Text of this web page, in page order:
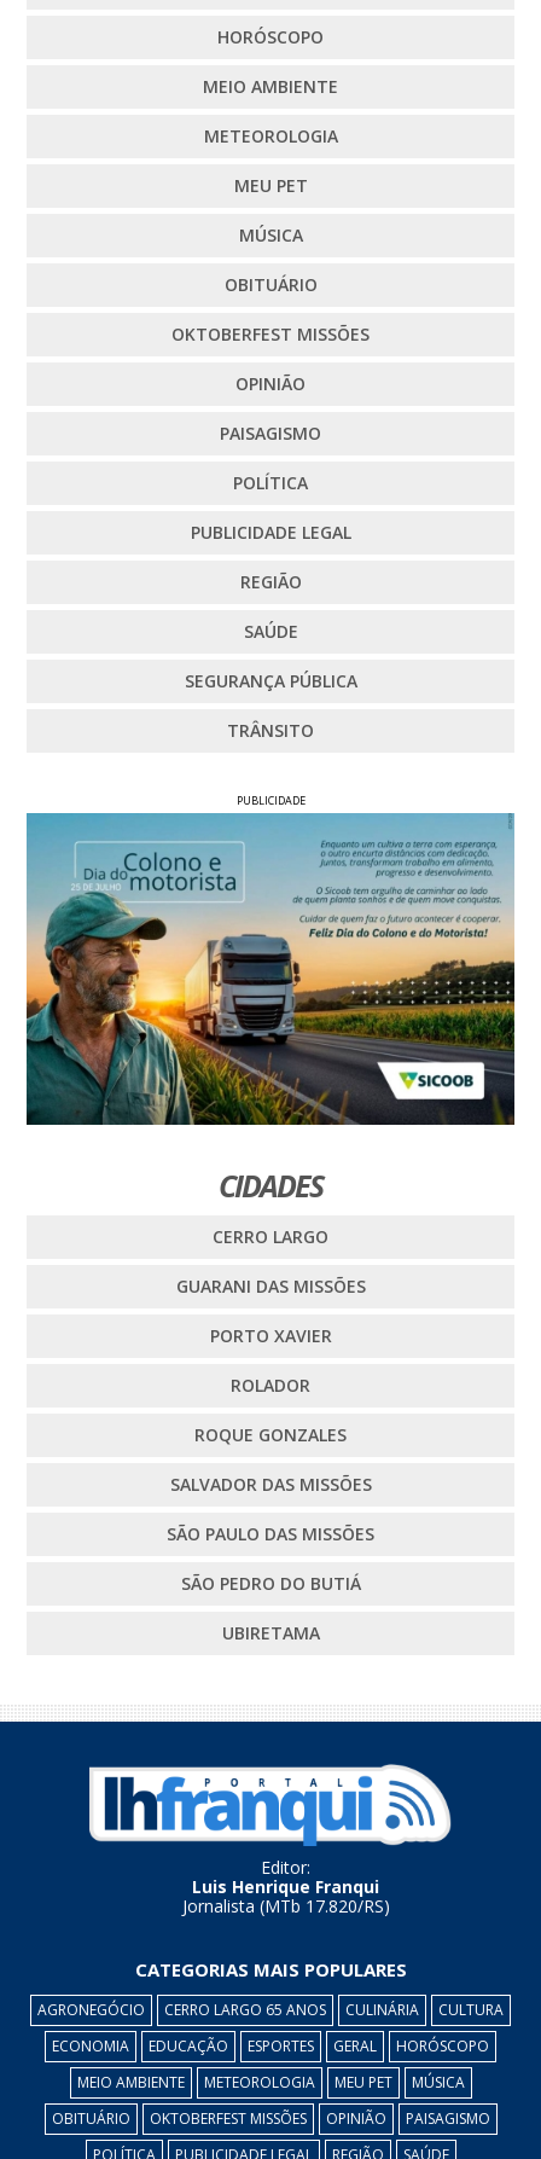
HORÓSCOPO
MEIO AMBIENTE
METEOROLOGIA
MEU PET
MÚSICA
OBITUÁRIO
OKTOBERFEST MISSÕES
OPINIÃO
PAISAGISMO
POLÍTICA
PUBLICIDADE LEGAL
REGIÃO
SAÚDE
SEGURANÇA PÚBLICA
TRÂNSITO
PUBLICIDADE
CIDADES
CERRO LARGO
GUARANI DAS MISSÕES
PORTO XAVIER
ROLADOR
ROQUE GONZALES
SALVADOR DAS MISSÕES
SÃO PAULO DAS MISSÕES
SÃO PEDRO DO BUTIÁ
UBIRETAMA
Editor:
Luis Henrique Franqui
Jornalista (MTb 17.820/RS)
CATEGORIAS MAIS POPULARES
AGRONEGÓCIO CERRO LARGO 65 ANOS CULINÁRIA
CULTURA
ECONOMIA
EDUCAÇÃO ESPORTES GERAL
HORÓSCOPO
MEIO AMBIENTE
METEOROLOGIA MEU PET
MÚSICA
OBITUÁRIO
OKTOBERFEST MISSÕES OPINIÃO
PAISAGISMO
POLÍTICA
PUBLICIDADE LEGAL REGIÃO SAÚDE